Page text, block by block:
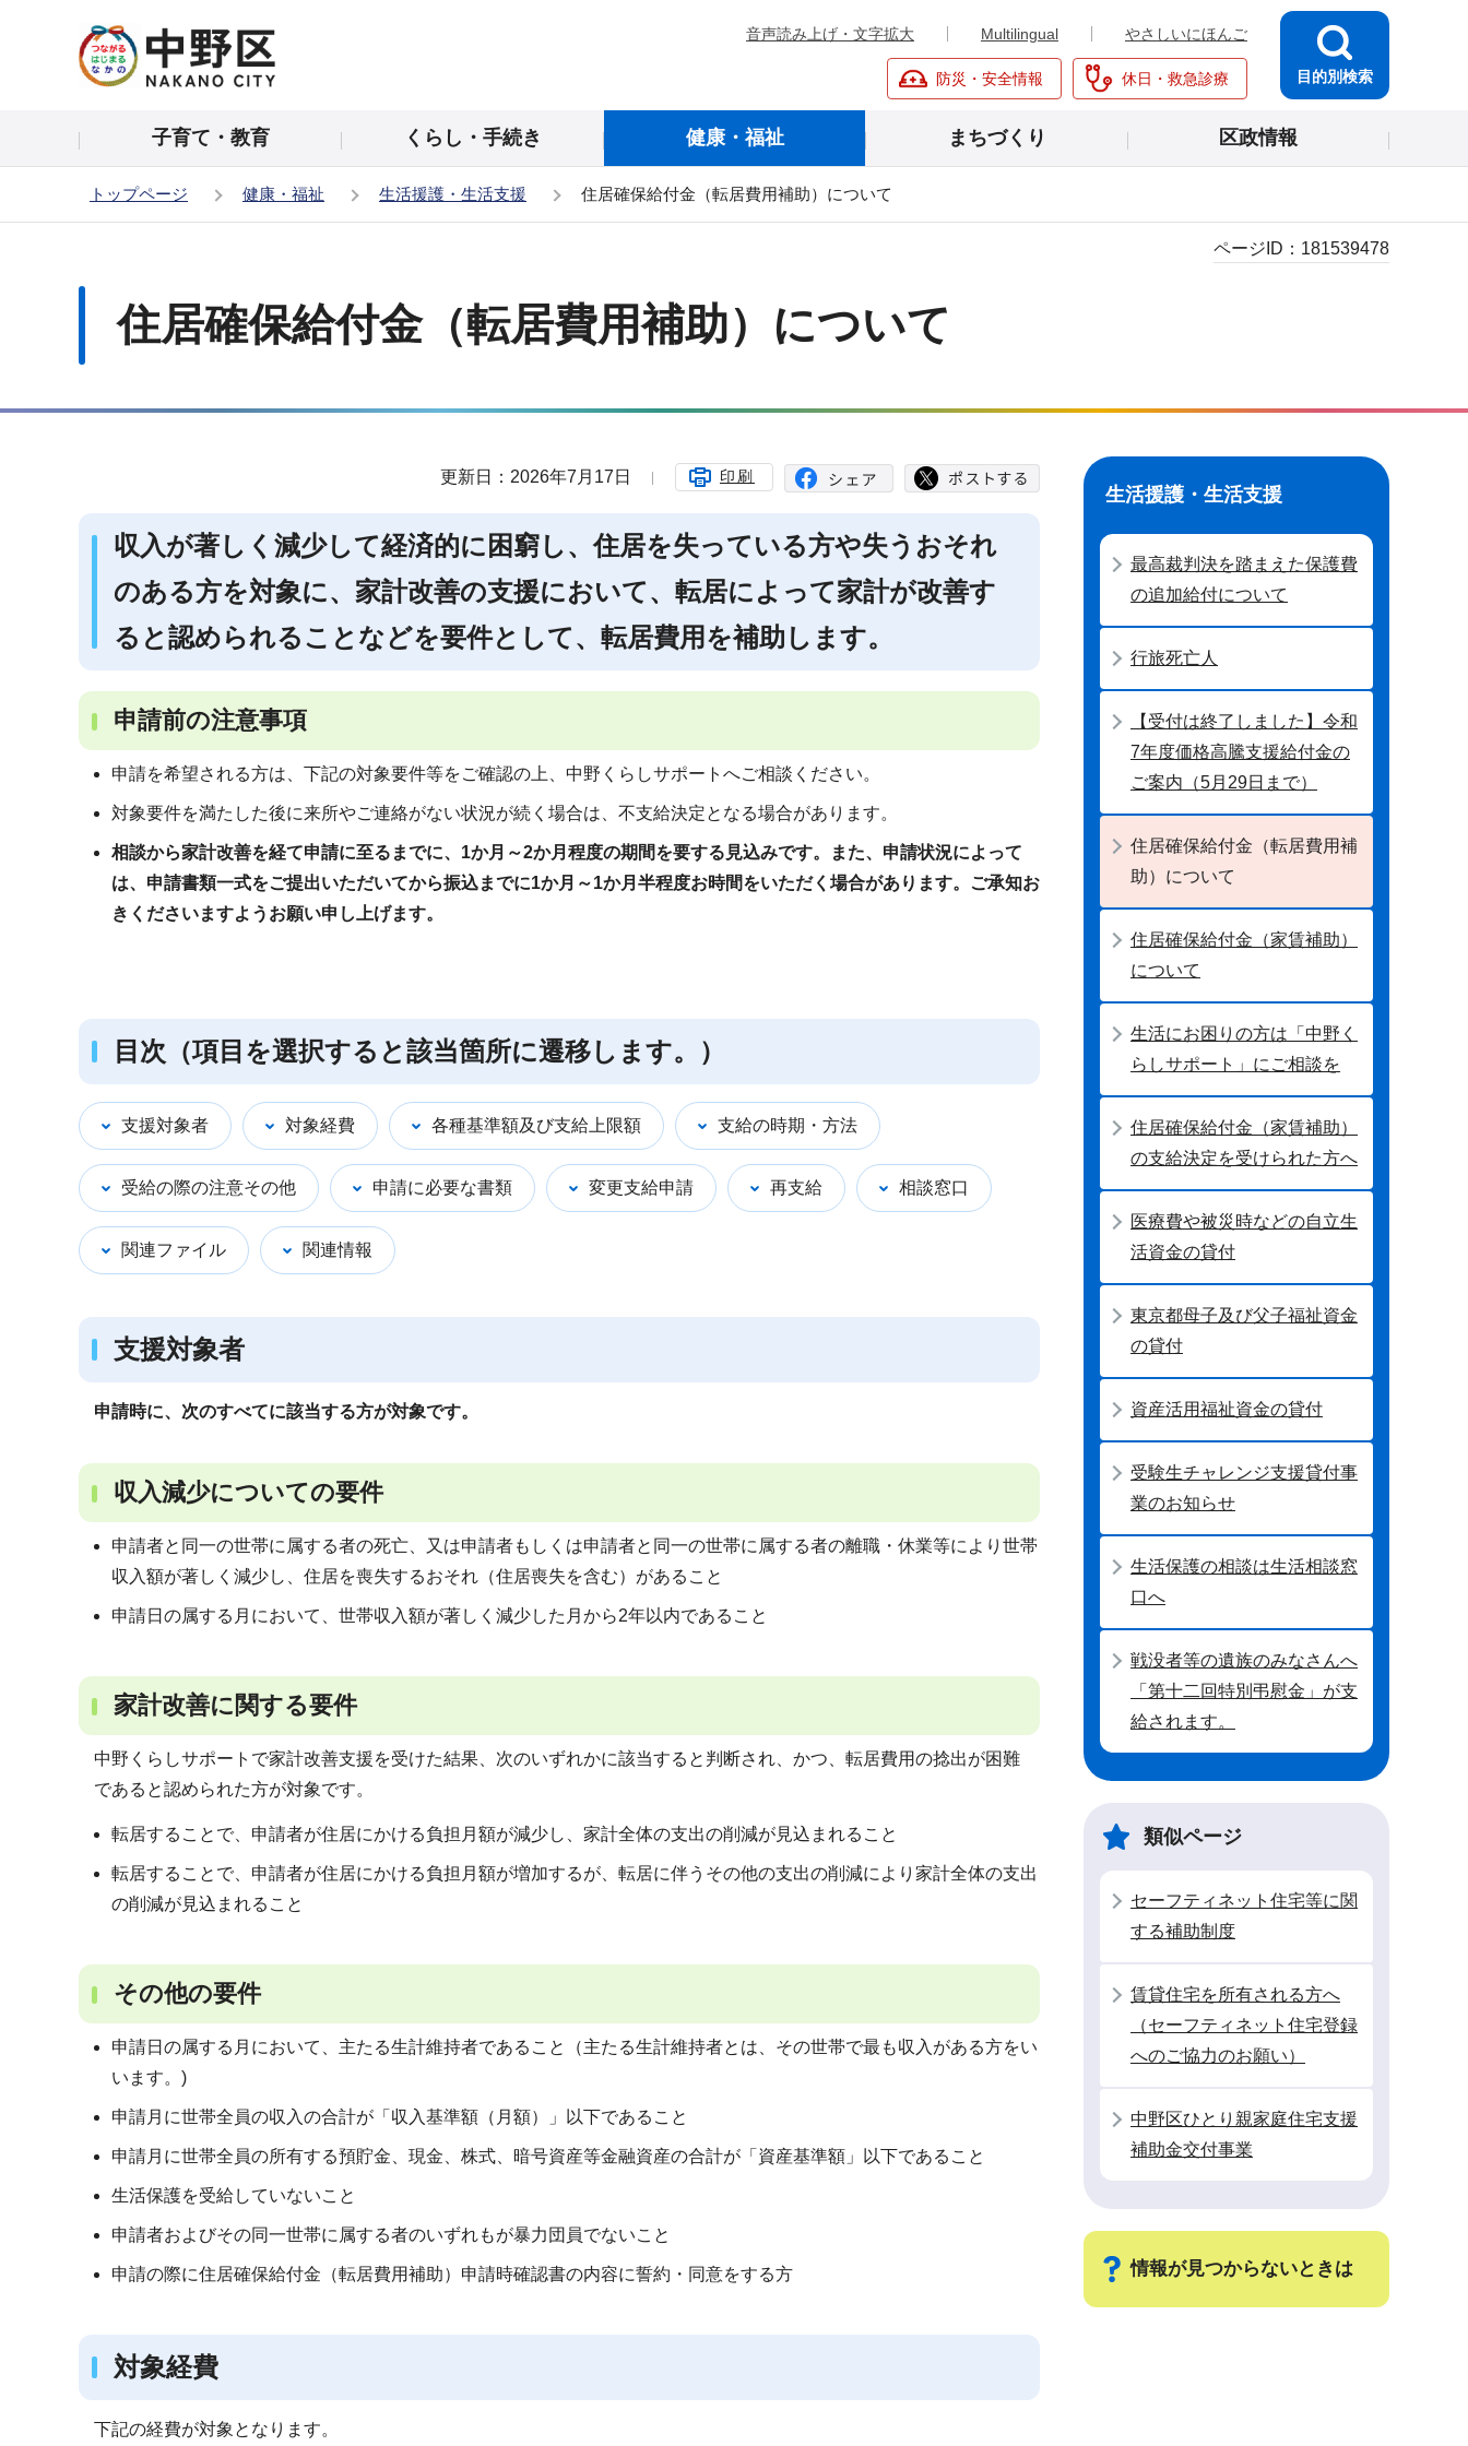
の
頭
音声読み上げ・文字拡大 Multilingual やさしいにほんご
防災・安全情報 休日・救急診療 目的別検索
子育て・教育 くらし・手続き 健康・福祉 まちづくり 区政情報
トップページ 健康・福祉 生活援護・生活支援 住居確保給付金（転居費用補助）について
住居確保給付金（転居費用補助）について
ページID： 181539478
更新日：2026年7月17日 印刷
収入が著しく減少して経済的に困窮し、住居を失っている方や失うおそれ
のある方を対象に、家計改善の支援において、転居によって家計が改善す
ると認められることなどを要件として、転居費用を補助します。
申請前の注意事項
申請を希望される方は、下記の対象要件等をご確認の上、中野くらしサポートへご相談ください。
対象要件を満たした後に来所やご連絡がない状況が続く場合は、不支給決定となる場合があります。
相談から家計改善を経て申請に至るまでに、1か月～2か月程度の期間を要する見込みです。また、申請状況によって
は、申請書類一式をご提出いただいてから振込までに1か月～1か月半程度お時間をいただく場合があります。ご承知お
きくださいますようお願い申し上げます。
目次（項目を選択すると該当箇所に遷移します。）
支援対象者 対象経費 各種基準額及び支給上限額 支給の時期・方法
受給の際の注意その他 申請に必要な書類 変更支給申請 再支給 相談窓口
関連ファイル 関連情報
支援対象者
申請時に、次のすべてに該当する方が対象です。
収入減少についての要件
申請者と同一の世帯に属する者の死亡、又は申請者もしくは申請者と同一の世帯に属する者の離職・休業等により世帯
収入額が著しく減少し、住居を喪失するおそれ（住居喪失を含む）があること
申請日の属する月において、世帯収入額が著しく減少した月から2年以内であること
家計改善に関する要件
中野くらしサポートで家計改善支援を受けた結果、次のいずれかに該当すると判断され、かつ、転居費用の捻出が困難
であると認められた方が対象です。
転居することで、申請者が住居にかける負担月額が減少し、家計全体の支出の削減が見込まれること
転居することで、申請者が住居にかける負担月額が増加するが、転居に伴うその他の支出の削減により家計全体の支出
の削減が見込まれること
その他の要件
申請日の属する月において、主たる生計維持者であること（主たる生計維持者とは、その世帯で最も収入がある方をい
います。)
申請月に世帯全員の収入の合計が「収入基準額（月額）」以下であること
申請月に世帯全員の所有する預貯金、現金、株式、暗号資産等金融資産の合計が「資産基準額」以下であること
生活保護を受給していないこと
申請者およびその同一世帯に属する者のいずれもが暴力団員でないこと
申請の際に住居確保給付金（転居費用補助）申請時確認書の内容に誓約・同意をする方
対象経費
下記の経費が対象となります。
ナ
シ
ン
こ
こ
か
生活援護・生活支援
最高裁判決を踏まえた保護費
の追加給付について
行旅死亡人
【受付は終了しました】令和
7年度価格高騰支援給付金の
ご案内（5月29日まで）
住居確保給付金（転居費用補
助）について
住居確保給付金（家賃補助）
について
生活にお困りの方は「中野く
らしサポート」にご相談を
住居確保給付金（家賃補助）
の支給決定を受けられた方へ
医療費や被災時などの自立生
活資金の貸付
東京都母子及び父子福祉資金
の貸付
資産活用福祉資金の貸付
受験生チャレンジ支援貸付事
業のお知らせ
生活保護の相談は生活相談窓
口へ
戦没者等の遺族のみなさんへ
「第十二回特別弔慰金」が支
給されます。
類似ページ
セーフティネット住宅等に関
する補助制度
賃貸住宅を所有される方へ
（セーフティネット住宅登録
へのご協力のお願い）
中野区ひとり親家庭住宅支援
補助金交付事業
情報が見つからないときは